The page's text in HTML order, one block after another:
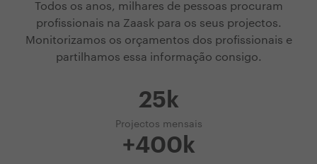
Todos os anos, milhares de pessoas procuram
profissionais na Zaask para os seus projectos.
Monitorizamos os orçamentos dos profissionais e
partilhamos essa informação consigo.
25k
Projectos mensais
+400k